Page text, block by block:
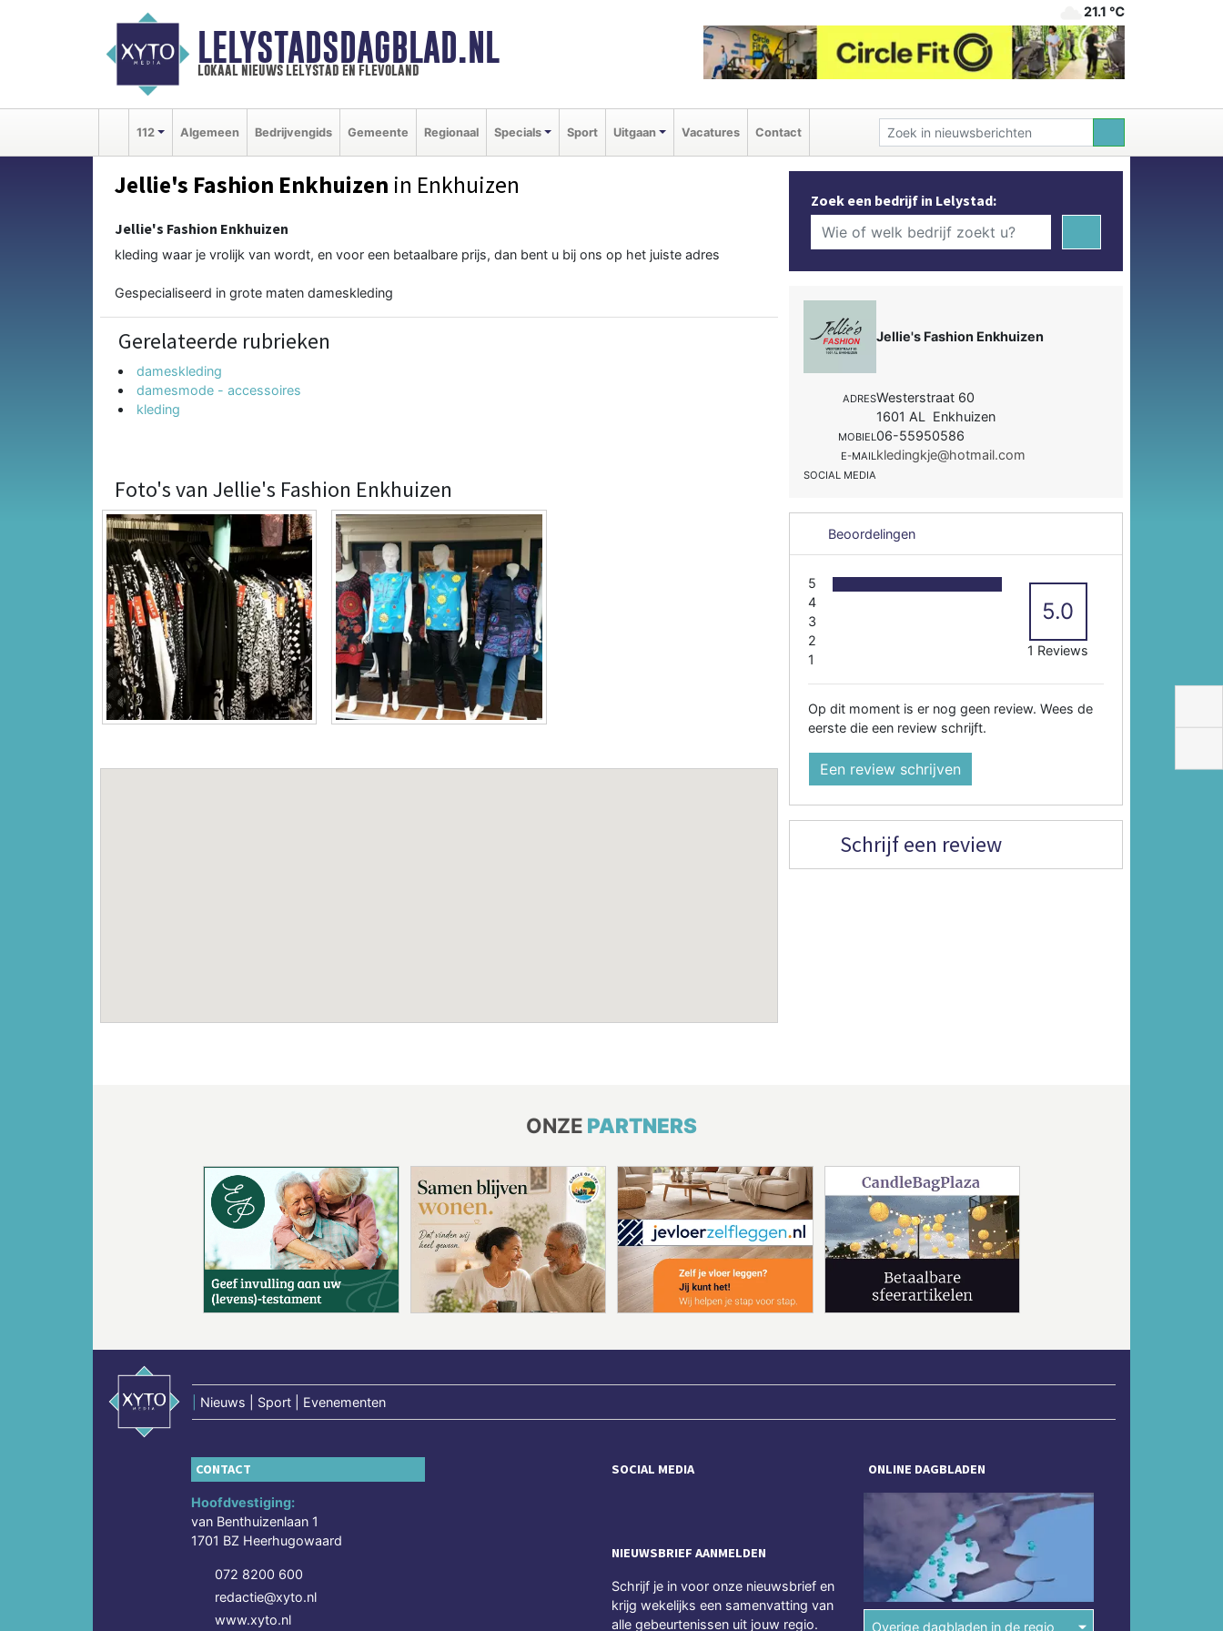
LELYSTADSDAGBLAD.NL
lokaal nieuws lelystad en flevoland
21.1 ℃
112 Algemeen Bedrijvengids Gemeente Regionaal Specials Sport Uitgaan Vacatures Contact
Jellie's Fashion Enkhuizen in Enkhuizen
Jellie's Fashion Enkhuizen
kleding waar je vrolijk van wordt, en voor een betaalbare prijs, dan bent u bij ons op het juiste adres
Gespecialiseerd in grote maten dameskleding
Gerelateerde rubrieken
dameskleding
damesmode - accessoires
kleding
Foto's van Jellie's Fashion Enkhuizen
Zoek een bedrijf in Lelystad:
Jellie's Fashion Enkhuizen
ADRESWesterstraat 60
1601 AL Enkhuizen
MOBIEL06-55950586
E-MAILkledingkje@hotmail.com
SOCIAL MEDIA
Beoordelingen
5
4
3
2
1
5.0
1 Reviews
Op dit moment is er nog geen review. Wees de
eerste die een review schrijft.
Een review schrijven
Schrijf een review
ONZE PARTNERS
Nieuws | Sport | Evenementen
CONTACT
Hoofdvestiging:
van Benthuizenlaan 1
1701 BZ Heerhugowaard
072 8200 600
redactie@xyto.nl
www.xyto.nl
SOCIAL MEDIA
NIEUWSBRIEF AANMELDEN
Schrijf je in voor onze nieuwsbrief en
krijg wekelijks een samenvatting van
alle gebeurtenissen uit jouw regio.
ONLINE DAGBLADEN
Overige dagbladen in de regio